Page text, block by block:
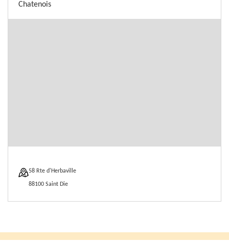
Chatenois
58 Rte d'Herbaville
88100 Saint Die